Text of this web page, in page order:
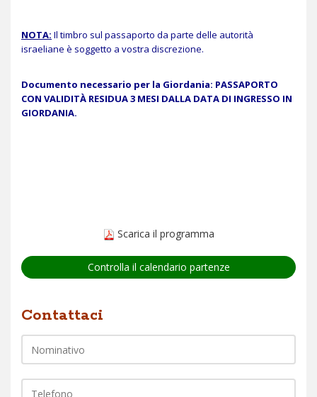
NOTA: Il timbro sul passaporto da parte delle autorità
israeliane è soggetto a vostra discrezione.
Documento necessario per la Giordania: PASSAPORTO
CON VALIDITÀ RESIDUA 3 MESI DALLA DATA DI INGRESSO IN
GIORDANIA.
Scarica il programma
Controlla il calendario partenze
Contattaci